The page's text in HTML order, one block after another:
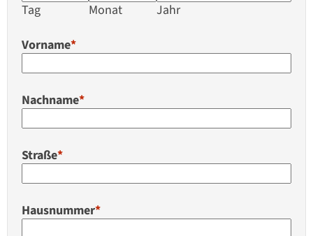
Tag Monat
Jahr
Vorname*
Nachname*
Straße*
Hausnummer*